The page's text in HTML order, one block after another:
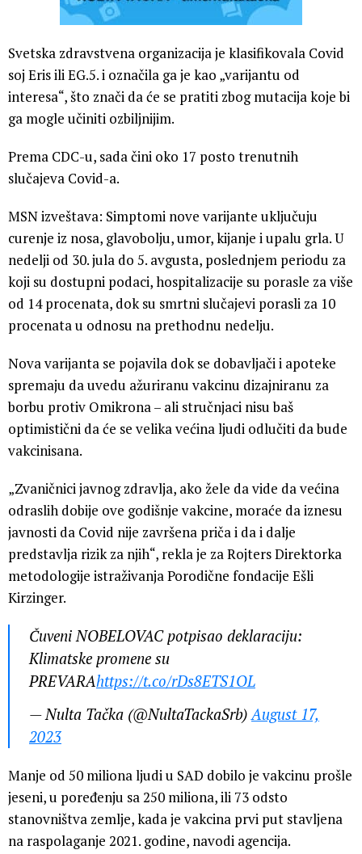
Svetska zdravstvena organizacija je klasifikovala Covid
soj Eris ili EG.5. i označila ga je kao „varijantu od
interesa“, što znači da će se pratiti zbog mutacija koje bi
ga mogle učiniti ozbiljnijim.
Prema CDC-u, sada čini oko 17 posto trenutnih
slučajeva Covid-a.
MSN izveštava: Simptomi nove varijante uključuju
curenje iz nosa, glavobolju, umor, kijanje i upalu grla. U
nedelji od 30. jula do 5. avgusta, poslednjem periodu za
koji su dostupni podaci, hospitalizacije su porasle za više
od 14 procenata, dok su smrtni slučajevi porasli za 10
procenata u odnosu na prethodnu nedelju.
Nova varijanta se pojavila dok se dobavljači i apoteke
spremaju da uvedu ažuriranu vakcinu dizajniranu za
borbu protiv Omikrona – ali stručnjaci nisu baš
optimistični da će se velika većina ljudi odlučiti da bude
vakcinisana.
„Zvaničnici javnog zdravlja, ako žele da vide da većina
odraslih dobije ove godišnje vakcine, moraće da iznesu
javnosti da Covid nije završena priča i da i dalje
predstavlja rizik za njih“, rekla je za Rojters Direktorka
metodologije istraživanja Porodične fondacije Ešli
Kirzinger.
Čuveni NOBELOVAC potpisao deklaraciju:
Klimatske promene su
PREVARAhttps://t.co/rDs8ETS1OL
— Nulta Tačka (@NultaTackaSrb)August 17,
2023
Manje od 50 miliona ljudi u SAD dobilo je vakcinu prošle
jeseni, u poređenju sa 250 miliona, ili 73 odsto
stanovništva zemlje, kada je vakcina prvi put stavljena
na raspolaganje 2021. godine, navodi agencija.